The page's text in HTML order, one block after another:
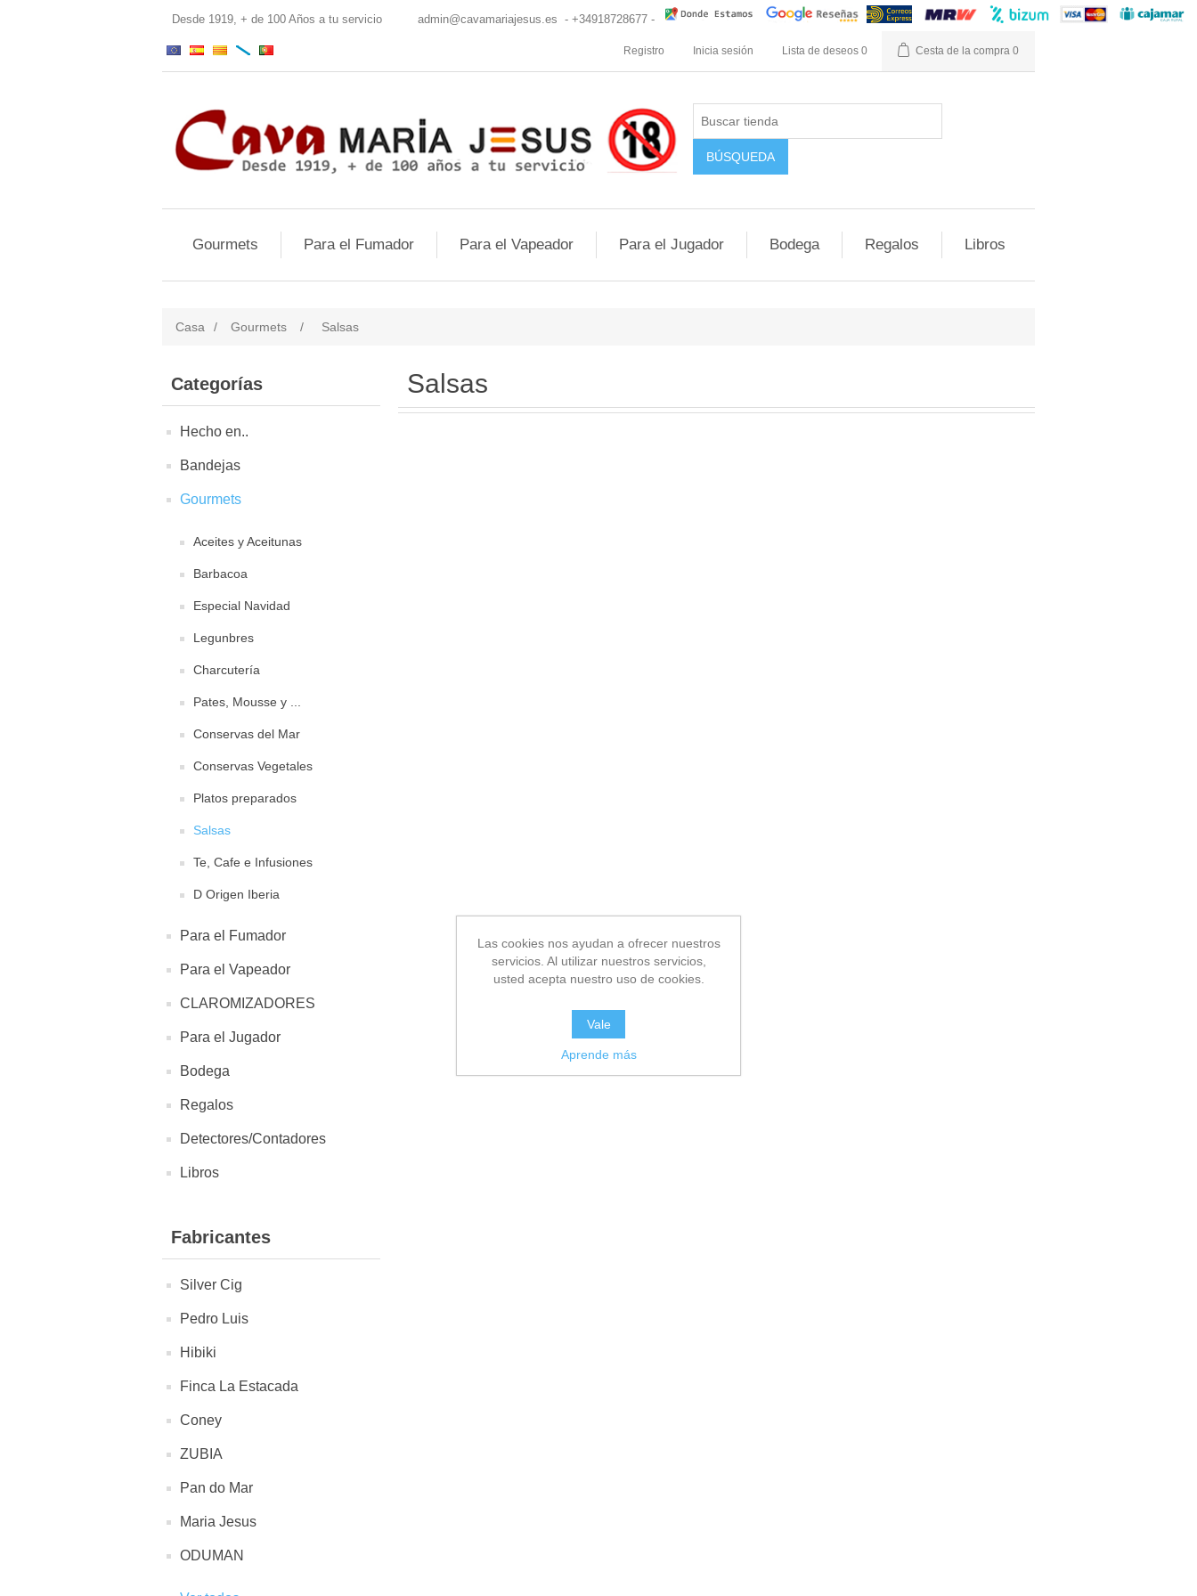
Desde 1919, + de 100 Años a tu servicio admin@cavamariajesus.es - +34918728677 -
Registro Inicia sesión Lista de deseos 0 Cesta de la compra 0
Gourmets Para el Fumador Para el Vapeador Para el Jugador Bodega Regalos Libros
Casa / Gourmets / Salsas
Categorías
Hecho en..
Bandejas
Gourmets
Aceites y Aceitunas
Barbacoa
Especial Navidad
Legunbres
Charcutería
Pates, Mousse y ...
Conservas del Mar
Conservas Vegetales
Platos preparados
Salsas
Te, Cafe e Infusiones
D Origen Iberia
Para el Fumador
Para el Vapeador
CLAROMIZADORES
Para el Jugador
Bodega
Regalos
Detectores/Contadores
Libros
Fabricantes
Silver Cig
Pedro Luis
Hibiki
Finca La Estacada
Coney
ZUBIA
Pan do Mar
Maria Jesus
ODUMAN
Salsas
Las cookies nos ayudan a ofrecer nuestros
servicios. Al utilizar nuestros servicios,
usted acepta nuestro uso de cookies.
Vale
Aprende más